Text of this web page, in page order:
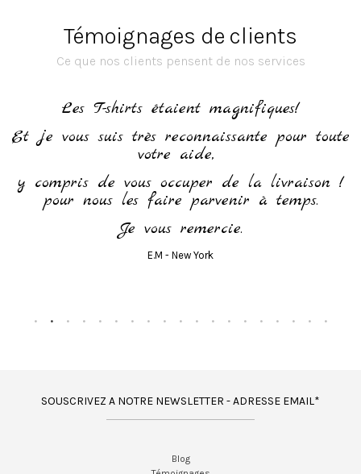
Témoignages de clients
Ce que nos clients pensent de nos services
Les T-shirts étaient magnifiques!
Et je vous suis très reconnaissante pour toute
votre aide,
y compris de vous occuper de la livraison !
pour nous les faire parvenir à temps.
Je vous remercie.
E.M - New York
SOUSCRIVEZ A NOTRE NEWSLETTER - ADRESSE EMAIL*
Blog